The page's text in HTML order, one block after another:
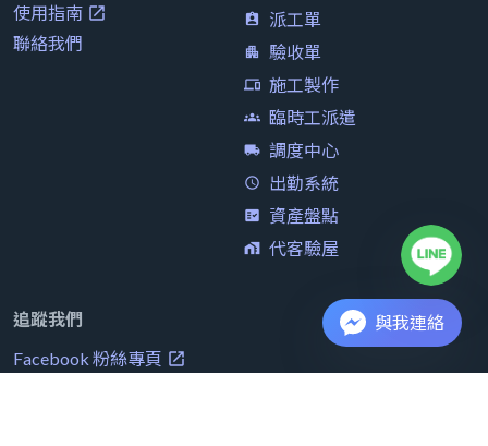
使用指南 launch
聯絡我們
assignment_ind 派工單
apartment 驗收單
devices 施工製作
groups 臨時工派遣
local_shipping 調度中心
access_time 出勤系統
fact_check 資產盤點
home_work 代客驗屋
追蹤我們
Facebook 粉絲專頁 launch
與我連絡